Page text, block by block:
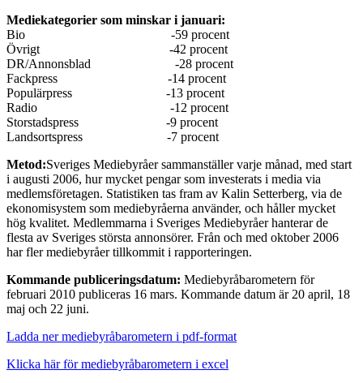
Mediekategorier som minskar i januari:
Bio -59 procent
Övrigt -42 procent
DR/Annonsblad -28 procent
Fackpress -14 procent
Populärpress -13 procent
Radio -12 procent
Storstadspress -9 procent
Landsortspress -7 procent
Metod:Sveriges Mediebyråer sammanställer varje månad, med start
i augusti 2006, hur mycket pengar som investerats i media via
medlemsföretagen. Statistiken tas fram av Kalin Setterberg, via de
ekonomisystem som mediebyråerna använder, och håller mycket
hög kvalitet. Medlemmarna i Sveriges Mediebyråer hanterar de
flesta av Sveriges största annonsörer. Från och med oktober 2006
har fler mediebyråer tillkommit i rapporteringen.
Kommande publiceringsdatum: Mediebyråbarometern för
februari 2010 publiceras 16 mars. Kommande datum är 20 april, 18
maj och 22 juni.
Ladda ner mediebyråbarometern i pdf-format
Klicka här för mediebyråbarometern i excel